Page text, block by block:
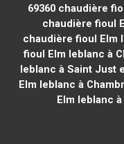
69360chaudière
chaudière fioul
chaudière fioul Elm
fioul Elm leblanc à
leblanc à Saint Just
Elm leblanc à
Elm leblanc